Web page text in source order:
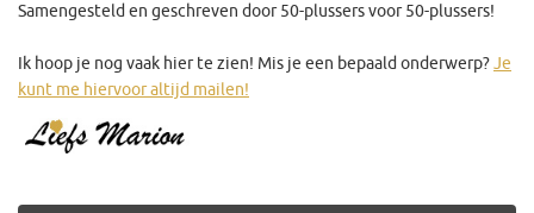
Samengesteld en geschreven door 50-plussers voor 50-plussers!
Ik hoop je nog vaak hier te zien! Mis je een bepaald onderwerp?Je
kunt me hiervoor altijd mailen!